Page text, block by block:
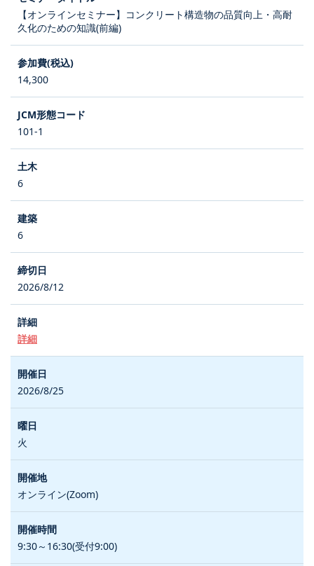
【オンラインセミナー】コンクリート構造物の品質向上・高耐
久化のための知識(前編)
14,300
101-1
6
6
2026/8/12
詳細
2026/8/25
火
オンライン(Zoom)
9:30～16:30(受付9:00)